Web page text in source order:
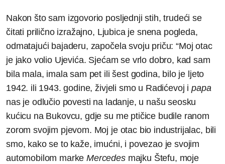
Nakon što sam izgovorio posljednji stih, trudeći se
čitati prilično izražajno, Ljubica je snena pogleda,
odmatajući bajaderu, započela svoju priču: “Moj otac
je jako volio Ujevića. Sjećam se vrlo dobro, kad sam
bila mala, imala sam pet ili šest godina, bilo je ljeto
1942. ili 1943. godine, živjeli smo u Radićevoj i papa
nas je odlučio povesti na ladanje, u našu seosku
kućicu na Bukovcu, gdje su me ptičice budile ranom
zorom svojim pjevom. Moj je otac bio industrijalac, bili
smo, kako se to kaže, imućni, i povezao je svojim
automobilom markeMercedesmajku Štefu, moje